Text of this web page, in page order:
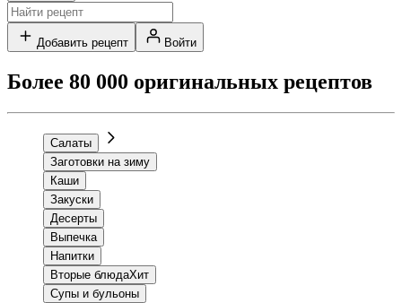
Добавить рецепт Войти
Более 80 000 оригинальных рецептов
Салаты
Заготовки на зиму
Каши
Закуски
Десерты
Выпечка
Напитки
Вторые блюдаХит
Супы и бульоны